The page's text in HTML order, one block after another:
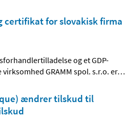
certifikat for slovakisk firma
og et GDP-
GRAMM spol. s.r.o. er…
ændrer tilskud til